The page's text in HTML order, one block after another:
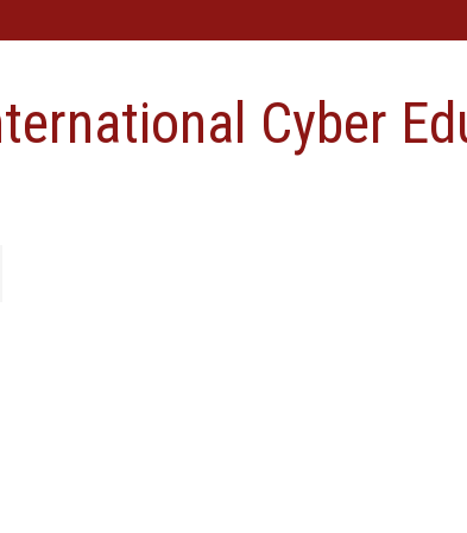
Cyber